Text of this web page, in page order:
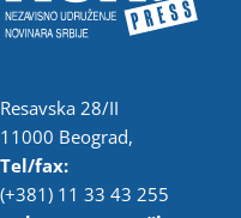
Resavska 28/II
11000 Beograd,
Tel/fax:
(+381) 11 33 43 255